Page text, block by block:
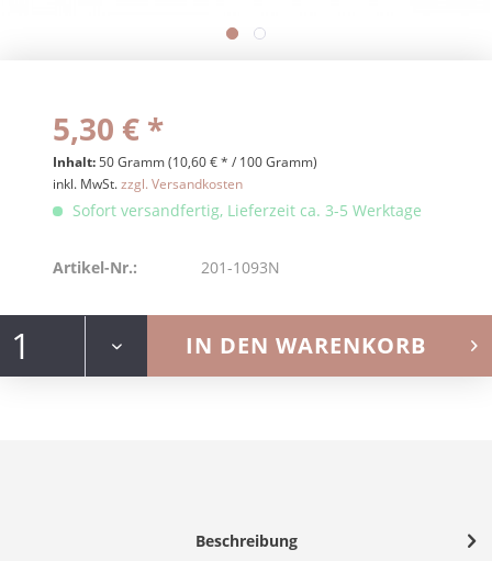
5,30 € *
Inhalt:50 Gramm (10,60 € * / 100 Gramm)
inkl. MwSt.zzgl. Versandkosten
Sofort versandfertig, Lieferzeit ca. 3-5 Werktage
IN DEN WARENKORB
Artikel-Nr.: 201-1093N
Beschreibung